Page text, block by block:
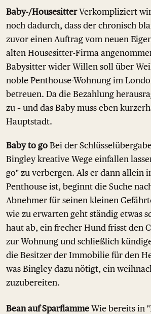
Baby-/HousesitterVerkompliziert
noch dadurch, dass der chronisch
zuvor einen Auftrag vom neuen
alten Housesitter-Firma
Babysitter wider Willen soll über
noble Penthouse-Wohnung im
betreuen. Da die Bezahlung
zu – und das Baby muss eben
Hauptstadt.
Baby to go Bei der
Bingley kreative Wege einfallen
go" zu verbergen. Als er dann allein
Penthouse ist, beginnt die Suche
Abnehmer für seinen kleinen
wie zu erwarten geht ständig etwas
haut ab, ein frecher Hund frisst den
zur Wohnung und schließlich
die Besitzer der Immobilie für den
was Bingley dazu nötigt, ein
zuzubereiten.
Bean auf Sparflamme Wie bereits in